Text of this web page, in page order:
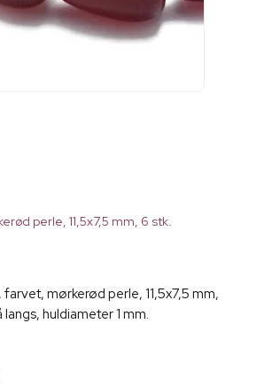
perle, 11,5x7,5 mm, 6 stk.
mørkerød perle, 11,5x7,5 mm,
huldiameter 1 mm.